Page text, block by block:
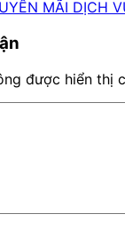
MÃI DỊCH
được hiển thị